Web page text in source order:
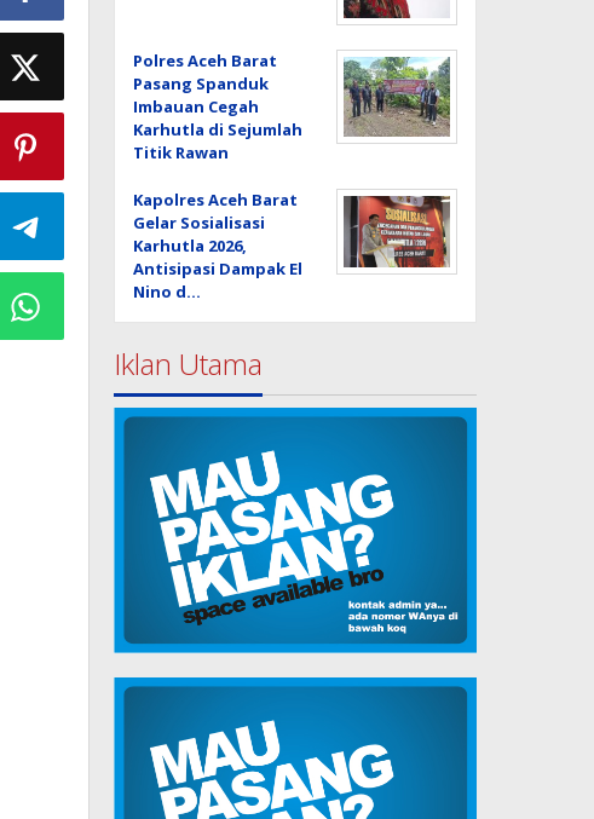
Polres Aceh Barat
Pasang Spanduk
Imbauan Cegah
Karhutla di Sejumlah
Titik Rawan
Kapolres Aceh Barat
Gelar Sosialisasi
Karhutla 2026,
Antisipasi Dampak El
Nino d…
Iklan Utama